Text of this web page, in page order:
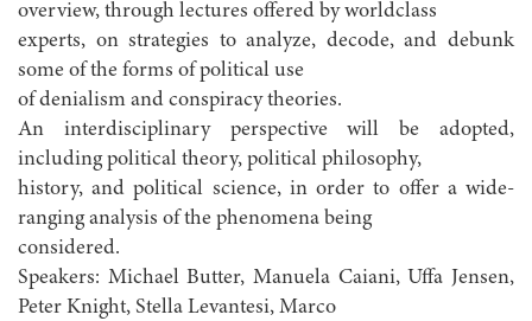
overview, through lectures offered by worldclass
experts, on strategies to analyze, decode, and debunk
some of the forms of political use
of denialism and conspiracy theories.
An interdisciplinary perspective will be adopted,
including political theory, political philosophy,
history, and political science, in order to offer a wide-
ranging analysis of the phenomena being
considered.
Speakers: Michael Butter, Manuela Caiani, Uffa Jensen,
Peter Knight, Stella Levantesi, Marco